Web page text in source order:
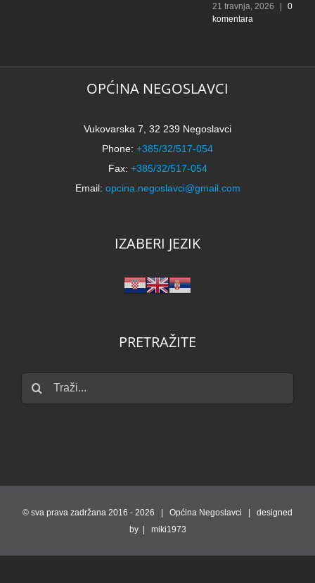
21 travnja, 2026 |
0
komentara
OPĆINA NEGOSLAVCI
Vukovarska 7, 32 239 Negoslavci
Phone: +385/32/517-054
Fax: +385/32/517-054
Email: opcina.negoslavci@gmail.com
IZABERI JEZIK
PRETRAŽITE
Traži...
© sva prava zadržana 2016 - 2026 | Općina Negoslavci | designed
by | miki1973